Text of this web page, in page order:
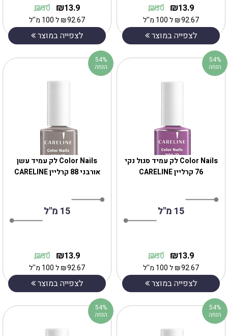
13.9
₪
30
₪
92.67
₪ל 100 מ''ל
לצפייה במוצר
13.9
₪
30
₪
92.67
₪ל 100 מ''ל
לצפייה במוצר
Color Nails לק עמיד עשן
אורבני 88 קרליין CARELINE
15 מ"ל
13.9
₪
30
₪
92.67
₪ל 100 מ''ל
לצפייה במוצר
54%
הנחה
Color Nails לק עמיד סגול נקי
76 קרליין CARELINE
15 מ"ל
13.9
₪
30
₪
92.67
₪ל 100 מ''ל
לצפייה במוצר
54%
הנחה
54%
הנחה
54%
הנחה